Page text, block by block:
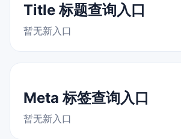
Title 标题查询入口
暂无新入口
Meta 标签查询入口
暂无新入口